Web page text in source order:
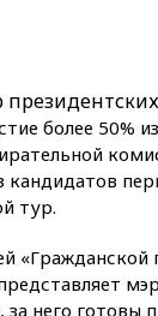
более 50%
тур.
него готовы